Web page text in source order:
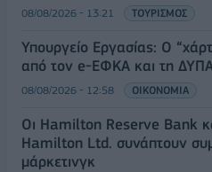
08/08/2026 - 13:21 ΤΟΥΡΙΣΜΟΣ
Υπουργείο Εργασίας: Ο
από τον e-ΕΦΚΑ και τη
08/08/2026 - 12:58 ΟΙΚΟΝΟΜΙΑ
Οι Hamilton Reserve Bank
Hamilton Ltd. συνάπτουν
μάρκετινγκ